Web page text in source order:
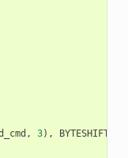
, 3), BYTESHIFT